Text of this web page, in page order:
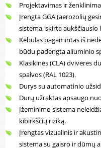
Projektavimas ir
Įrengta GGA (aerozolių
sistema, skirta aukščiausio
Kėbulas pagamintas iš
būdu padengta aliuminio
Klasikinės (CLA) dvivėrės
spalvos (RAL 1023).
Durys su automatinio
Durų užraktas apsaugo
Įžeminimo sistema
kibirkščių riziką.
Įrengtas vizualinis ir
sistema su gaisro ir dūmų